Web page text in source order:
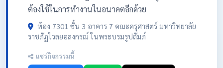
ต้องใช้ในการทำงานในอนาคตอีกด้วย
ห้อง 7301 ชั้น 3 อาคาร 7 คณะครุศาสตร์ มหาวิทยาลัย
ราชภัฏไวลยอลงกรณ์ ในพระบรมรูปถัมภ์
แชร์กิจกรรมนี้